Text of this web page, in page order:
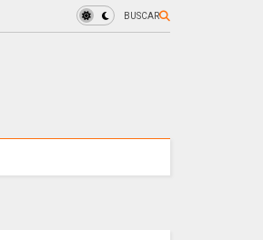
BUSCAR